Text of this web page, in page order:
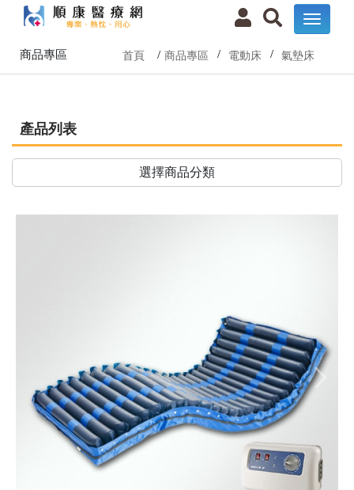
商品專區 首頁 商品專區 電動床 氣墊床
產品列表
選擇商品分類